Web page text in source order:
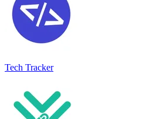
Tech Tracker